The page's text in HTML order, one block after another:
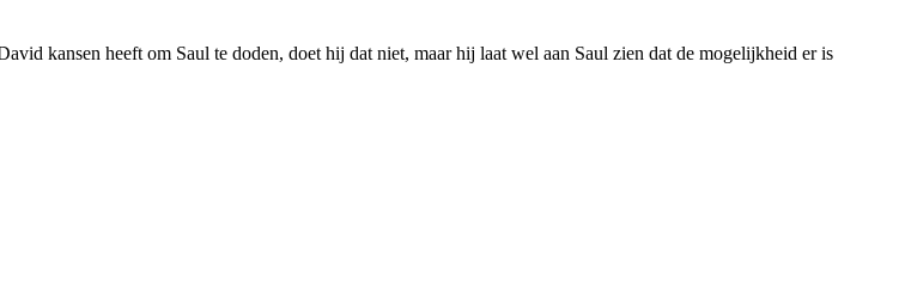
kansen heeft om Saul te doden, doet hij dat niet, maar hij laat wel aan Saul zien dat de mogelijkheid er is